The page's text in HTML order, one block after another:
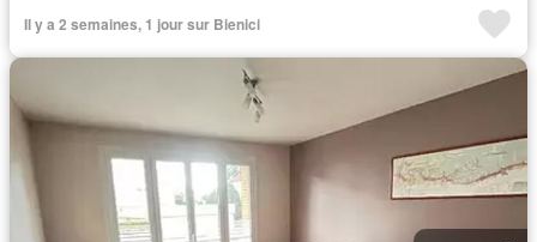
Il y a 2 semaines, 1 jour sur Bienici